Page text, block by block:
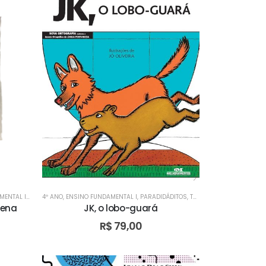
BILÍNGUE ,TURMA BILÍNGUE,TURMA BILÍNGUE,TURMA BILÍNGUE
I,ESCOLA ADVENTISTA DE FORMOSA - GO,ESCOLA ADVENTISTA DE VALPARAÍSO -
4º ANO, ENSINO FUNDAMENTAL I, PARADIDÁDITOS, TURMA BILÍNGUE
JK, o lobo-guará
R$ 79,00